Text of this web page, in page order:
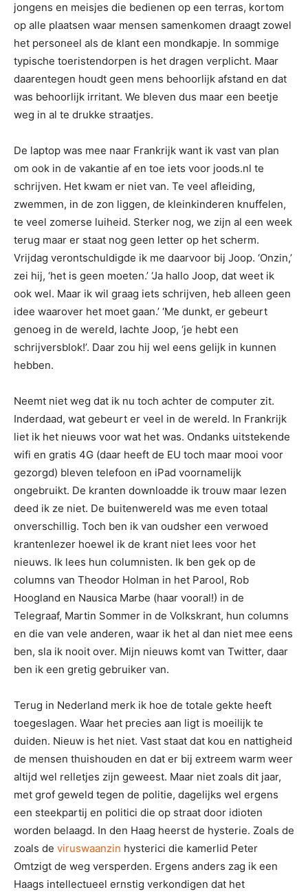
jongens en meisjes die bedienen op een terras, kortom
op alle plaatsen waar mensen samenkomen draagt zowel
het personeel als de klant een mondkapje. In sommige
typische toeristendorpen is het dragen verplicht. Maar
daarentegen houdt geen mens behoorlijk afstand en dat
was behoorlijk irritant. We bleven dus maar een beetje
weg in al te drukke straatjes.
De laptop was mee naar Frankrijk want ik vast van plan
om ook in de vakantie af en toe iets voor joods.nl te
schrijven. Het kwam er niet van. Te veel afleiding,
zwemmen, in de zon liggen, de kleinkinderen knuffelen,
te veel zomerse luiheid. Sterker nog, we zijn al een week
terug maar er staat nog geen letter op het scherm.
Vrijdag verontschuldigde ik me daarvoor bij Joop. ‘Onzin,’
zei hij, ‘het is geen moeten.’ ‘Ja hallo Joop, dat weet ik
ook wel. Maar ik wil graag iets schrijven, heb alleen geen
idee waarover het moet gaan.’ ‘Me dunkt, er gebeurt
genoeg in de wereld, lachte Joop, ‘je hebt een
schrijversblok!’. Daar zou hij wel eens gelijk in kunnen
hebben.
Neemt niet weg dat ik nu toch achter de computer zit.
Inderdaad, wat gebeurt er veel in de wereld. In Frankrijk
liet ik het nieuws voor wat het was. Ondanks uitstekende
wifi en gratis 4G (daar heeft de EU toch maar mooi voor
gezorgd) bleven telefoon en iPad voornamelijk
ongebruikt. De kranten downloadde ik trouw maar lezen
deed ik ze niet. De buitenwereld was me even totaal
onverschillig. Toch ben ik van oudsher een verwoed
krantenlezer hoewel ik de krant niet lees voor het
nieuws. Ik lees hun columnisten. Ik ben gek op de
columns van Theodor Holman in het Parool, Rob
Hoogland en Nausica Marbe (haar vooral!) in de
Telegraaf, Martin Sommer in de Volkskrant, hun columns
en die van vele anderen, waar ik het al dan niet mee eens
ben, sla ik nooit over. Mijn nieuws komt van Twitter, daar
ben ik een gretig gebruiker van.
Terug in Nederland merk ik hoe de totale gekte heeft
toegeslagen. Waar het precies aan ligt is moeilijk te
duiden. Nieuw is het niet. Vast staat dat kou en nattigheid
de mensen thuishouden en dat er bij extreem warm weer
altijd wel relletjes zijn geweest. Maar niet zoals dit jaar,
met grof geweld tegen de politie, dagelijks wel ergens
een steekpartij en politici die op straat door idioten
worden belaagd. In den Haag heerst de hysterie. Zoals de
zoals de viruswaanzin hysterici die kamerlid Peter
Omtzigt de weg versperden. Ergens anders zag ik een
Haags intellectueel ernstig verkondigen dat het